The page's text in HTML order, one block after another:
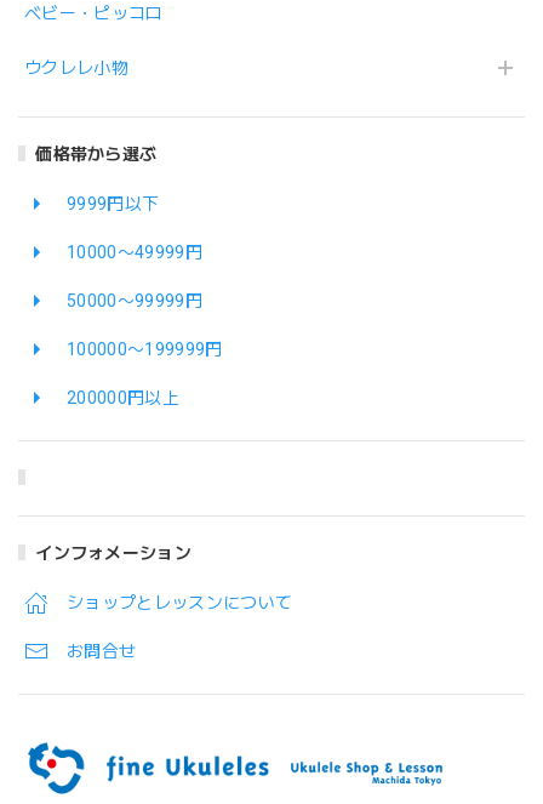
ベビー・ピッコロ
ウクレレ小物
価格帯から選ぶ
9999円以下
10000〜49999円
50000〜99999円
100000〜199999円
200000円以上
インフォメーション
ショップとレッスンについて
お問合せ